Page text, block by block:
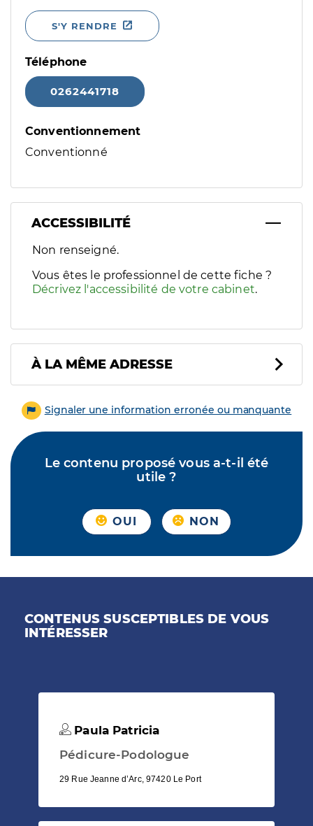
S'Y RENDRE
Téléphone
0262441718
Conventionnement
Conventionné
ACCESSIBILITÉ
Filtres
Sélectionnez un ou plusieurs handicaps/besoins
Non renseigné.
Vous êtes le professionnel de cette fiche ?
Décrivez l'accessibilité de votre cabinet.
À LA MÊME ADRESSE
Signaler une information erronée ou manquante
Le contenu proposé vous a-t-il été
utile ?
OUI NON
CONTENUS SUSCEPTIBLES DE VOUS
INTÉRESSER
Paula Patricia
Pédicure-Podologue
29 Rue Jeanne d’Arc, 97420 Le Port